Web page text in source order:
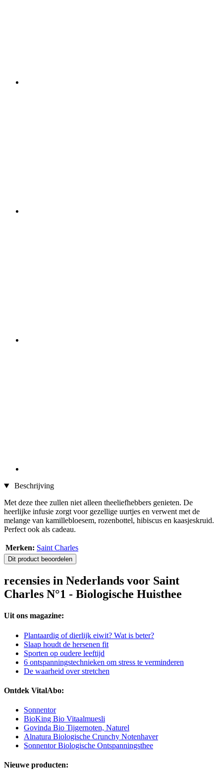
Beschrijving
Met deze thee zullen niet alleen theeliefhebbers genieten. De
heerlijke infusie zorgt voor gezellige uurtjes en verwent met de
melange van kamillebloesem, rozenbottel, hibiscus en kaasjeskruid.
Perfect ook als cadeau.
Merken: Saint Charles
Dit product beoordelen
recensies in Nederlands voor Saint
Charles N°1 - Biologische Huisthee
Uit ons magazine:
Plantaardig of dierlijk eiwit? Wat is beter?
Slaap houdt de hersenen fit
Sporten op oudere leeftijd
6 ontspanningstechnieken om stress te verminderen
De waarheid over stretchen
Ontdek VitalAbo:
Sonnentor
BioKing Bio Vitaalmuesli
Govinda Bio Tijgernoten, Naturel
Alnatura Biologische Crunchy Notenhaver
Sonnentor Biologische Ontspanningsthee
Nieuwe producten: